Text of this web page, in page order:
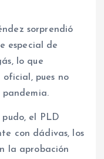
sorprendió
especial de
lo que
pues no
el PLD
con dádivas, los
la aprobación